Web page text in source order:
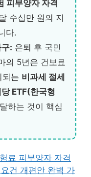
피부양자 자격
수십만 원의 지
다.
: 은퇴 후 국민
의 5년은 건보료
되는 비과세 절세
ETF(한국형
하는 것이 핵심
료 피부양자 자격
건 개편안 완벽 가